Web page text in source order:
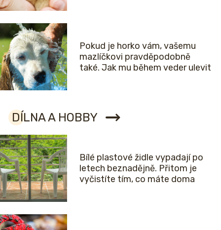
Pokud je horko vám, vašemu
mazlíčkovi pravděpodobně
také. Jak mu během veder ulevit
DÍLNA A HOBBY
Bílé plastové židle vypadají po
letech beznadějně. Přitom je
vyčistíte tím, co máte doma